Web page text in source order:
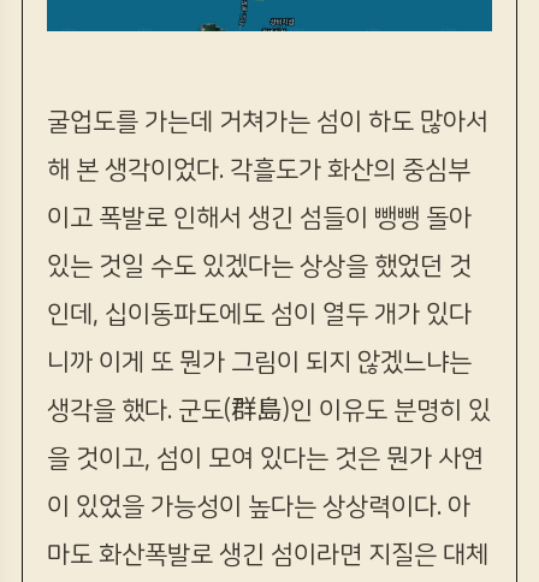
굴업도를 가는데 거쳐가는 섬이 하도 많아서
해 본 생각이었다. 각흘도가 화산의 중심부
이고 폭발로 인해서 생긴 섬들이 뺑뺑 돌아
있는 것일 수도 있겠다는 상상을 했었던 것
인데, 십이동파도에도 섬이 열두 개가 있다
니까 이게 또 뭔가 그림이 되지 않겠느냐는
생각을 했다. 군도(群島)인 이유도 분명히 있
을 것이고, 섬이 모여 있다는 것은 뭔가 사연
이 있었을 가능성이 높다는 상상력이다. 아
마도 화산폭발로 생긴 섬이라면 지질은 대체